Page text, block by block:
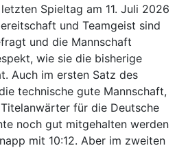
Spieltag am 11. Juli 2026
und Teamgeist sind
und die Mannschaft
wie sie die bisherige
Auch im ersten Satz des
technische gute Mannschaft,
für die Deutsche
noch gut mitgehalten werden
mit 10:12. Aber im zweiten